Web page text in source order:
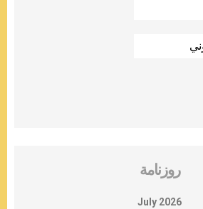
روزنامة
July 2026